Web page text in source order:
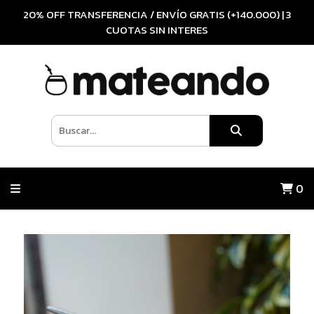
20% OFF TRANSFERENCIA / ENVÍO GRATIS (+140.000) | 3
CUOTAS SIN INTERES
0